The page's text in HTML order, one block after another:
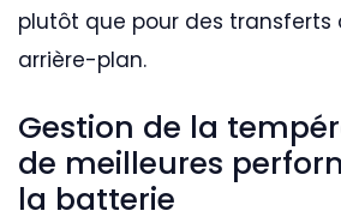
plutôt que pour des transferts
arrière-plan.
Gestion de la
de meilleures
la batterie